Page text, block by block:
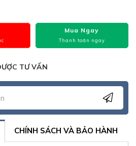
Mua Ngay
Thanh toán ngay
TƯ VẤN
CHÍNH SÁCH VÀ BẢO HÀNH